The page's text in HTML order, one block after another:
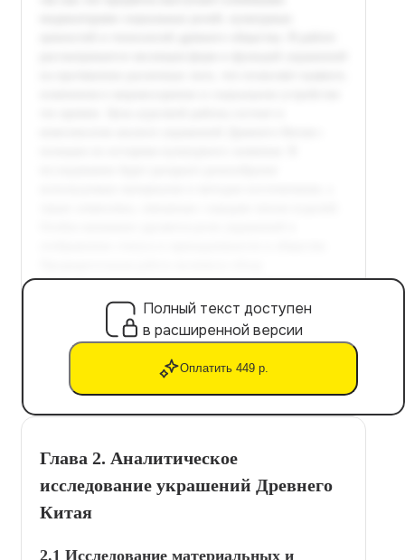
Полный текст доступен
в расширенной версии
Оплатить 449 р.
Глава 2. Аналитическое
исследование украшений Древнего
Китая
2.1 Исследование материальных и